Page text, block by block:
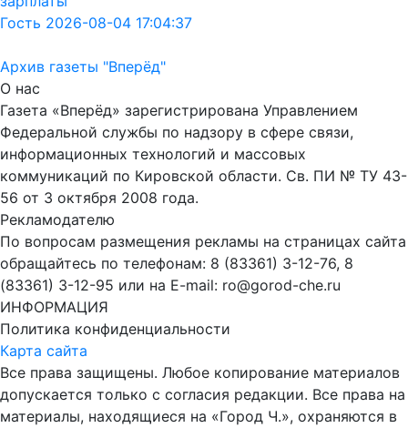
Гость 2026-08-04 17:04:37
Архив газеты "Вперёд"
О нас
Газета «Вперёд» зарегистрирована Управлением
Федеральной службы по надзору в сфере связи,
информационных технологий и массовых
коммуникаций по Кировской области. Св. ПИ № ТУ 43-
56 от 3 октября 2008 года.
Рекламодателю
По вопросам размещения рекламы на страницах сайта
обращайтесь по телефонам: 8 (83361) 3-12-76, 8
(83361) 3-12-95 или на E-mail: ro@gorod-che.ru
ИНФОРМАЦИЯ
Политика конфиденциальности
Карта сайта
Все права защищены. Любое копирование материалов
допускается только с согласия редакции. Все права на
материалы, находящиеся на «Город Ч.», охраняются в